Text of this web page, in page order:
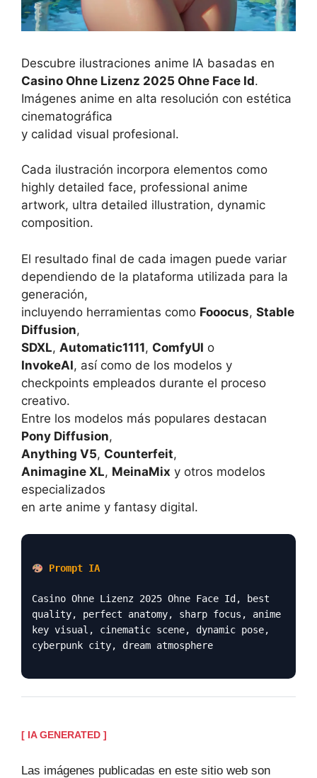
Descubre ilustraciones anime IA basadas en
Casino Ohne Lizenz 2025 Ohne Face Id.
Imágenes anime en alta resolución con estética
cinematográfica
y calidad visual profesional.
Cada ilustración incorpora elementos como
highly detailed face, professional anime
artwork, ultra detailed illustration, dynamic
composition.
El resultado final de cada imagen puede variar
dependiendo de la plataforma utilizada para la
generación,
incluyendo herramientas como Fooocus, Stable
Diffusion,
SDXL, Automatic1111, ComfyUI o
InvokeAI, así como de los modelos y
checkpoints empleados durante el proceso
creativo.
Entre los modelos más populares destacan
Pony Diffusion,
Anything V5, Counterfeit,
Animagine XL, MeinaMix y otros modelos
especializados
en arte anime y fantasy digital.
Prompt IA
Casino Ohne Lizenz 2025 Ohne Face Id, best
quality, perfect anatomy, sharp focus, anime
key visual, cinematic scene, dynamic pose,
cyberpunk city, dream atmosphere
[ IA GENERATED ]
Las imágenes publicadas en este sitio web son